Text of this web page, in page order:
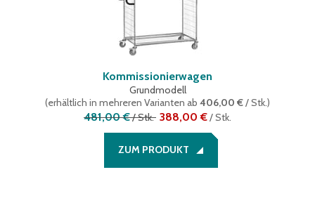
Kommissionierwagen
Grundmodell
(erhältlich in mehreren Varianten ab 406,00 €/ Stk.)
481,00 €/Stk. 388,00 €/Stk.
ZUM PRODUKT